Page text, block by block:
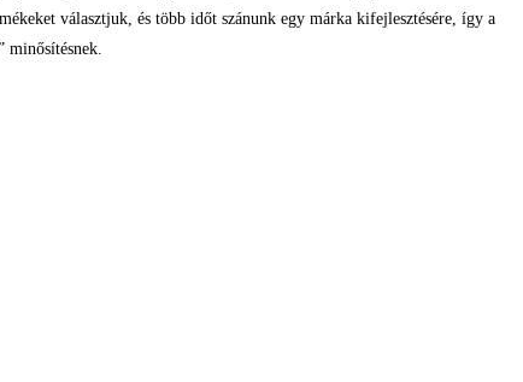
választjuk, és több időt szánunk egy márka kifejlesztésére, így a
minősítésnek.